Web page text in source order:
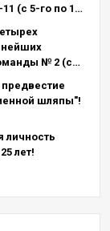
(с 5-го по 1-
№ 2 (с
предвестие
шляпы"!
личность
лет!